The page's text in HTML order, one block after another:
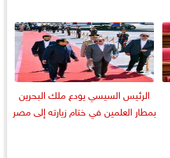
الرئيس السيسي يودع ملك البحرين
بمطار العلمين في ختام زيارته إلى مصر